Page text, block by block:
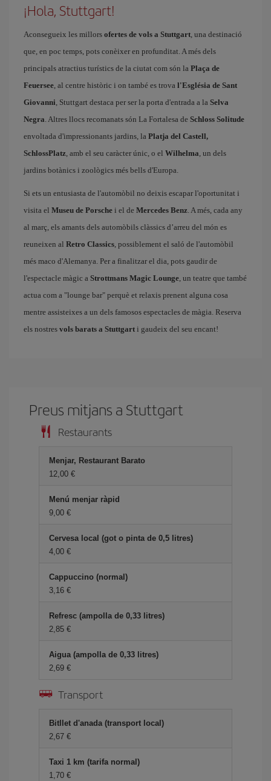
¡Hola, Stuttgart!
Aconsegueix les millors ofertes de vols a Stuttgart, una destinació
que, en poc temps, pots conèixer en profunditat. A més dels
principals atractius turístics de la ciutat com són la Plaça de
Feuersee, al centre històric i on també es trova l'Església de Sant
Giovanni, Stuttgart destaca per ser la porta d'entrada a la Selva
Negra. Altres llocs recomanats són La Fortalesa de Schloss Solitude
envoltada d'impressionants jardins, la Platja del Castell,
SchlossPlatz, amb el seu caràcter únic, o el Wilhelma, un dels
jardins botànics i zoològics més bells d'Europa.
Si ets un entusiasta de l'automòbil no deixis escapar l'oportunitat i
visita el Museu de Porsche i el de Mercedes Benz. A més, cada any
al març, els amants dels automòbils clàssics d’arreu del món es
reuneixen al Retro Classics, possiblement el saló de l'automòbil
més maco d'Alemanya. Per a finalitzar el dia, pots gaudir de
l'espectacle màgic a Strottmans Magic Lounge, un teatre que també
actua com a "lounge bar" perquè et relaxis prenent alguna cosa
mentre assisteixes a un dels famosos espectacles de màgia. Reserva
els nostres vols barats a Stuttgart i gaudeix del seu encant!
Preus mitjans a Stuttgart
Restaurants
Menjar, Restaurant Barato
12,00
Menú menjar ràpid
9,00
Cervesa local (got o pinta de 0,5 litres)
4,00
Cappuccino (normal)
3,16
Refresc (ampolla de 0,33 litres)
2,85
Aigua (ampolla de 0,33 litres)
2,69
Transport
Bitllet d'anada (transport local)
2,67
Taxi 1 km (tarifa normal)
1,70